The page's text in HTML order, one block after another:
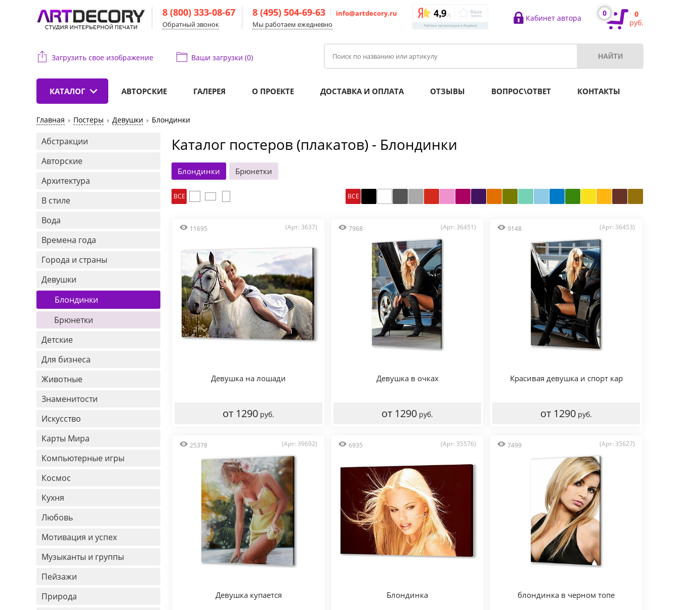
8 (800) 333-08-67
Обратный звонок
8 (495) 504-69-63
info@artdecory.ru
Мы работаем ежедневно
Кабинет автора
0
0
руб.
Загрузить свое изображение Ваши загрузки (0)
КАТАЛОГ АВТОРСКИЕ ГАЛЕРЕЯ О ПРОЕКТЕ ДОСТАВКА И ОПЛАТА ОТЗЫВЫ ВОПРОС\ОТВЕТ КОНТАКТЫ
Главная Постеры Девушки Блондинки
Абстракции
Авторские
Архитектура
В стиле
Вода
Времена года
Города и страны
Девушки
Блондинки
Брюнетки
Детские
Для бизнеса
Животные
Знаменитости
Искусство
Карты Мира
Компьютерные игры
Космос
Кухня
Любовь
Мотивация и успех
Музыканты и группы
Пейзажи
Природа
Каталог постеров (плакатов) - Блондинки
Блондинки Брюнетки
ВСЕ ВСЕ
11695 (Арт: 3637)
Девушка на лошади
от 1290 руб.
7968 (Арт: 36451)
Девушка в очках
от 1290 руб.
9148 (Арт: 36453)
Красивая девушка и спорт кар
от 1290 руб.
25378 (Арт: 39692)
Девушка купается
6935 (Арт: 35576)
Блондинка
7499 (Арт: 35627)
блондинка в черном топе